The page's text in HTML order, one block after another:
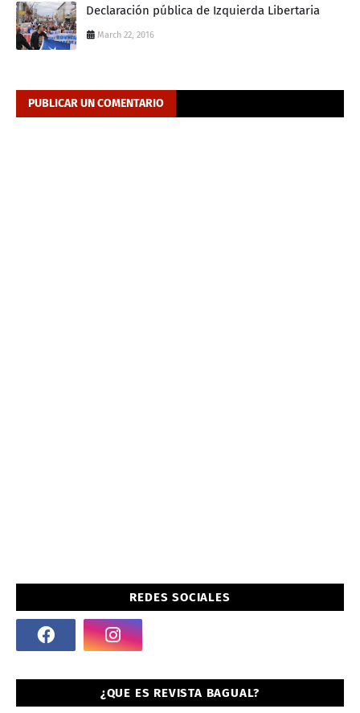
Declaración pública de Izquierda Libertaria
March 22, 2016
PUBLICAR UN COMENTARIO
REDES SOCIALES
¿QUE ES REVISTA BAGUAL?